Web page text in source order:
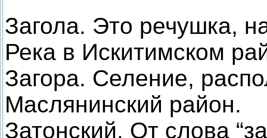
Загола. Это речушка,
Река в Искитимском
Загора. Селение,
Маслянинский район.
Затонский. От слова